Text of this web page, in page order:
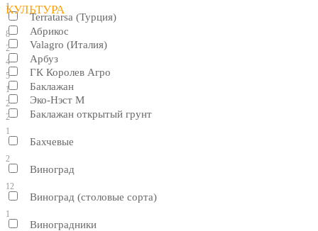
1
Terratarsa (Турция)
8
Valagro (Италия)
4
ГК Королев Агро
1
Эко-Нэст М
2
КУЛЬТУРА
Абрикос
2
Арбуз
5
Баклажан
2
Баклажан открытый грунт
1
Бахчевые
2
Виноград
12
Виноград (столовые сорта)
1
Виноградники